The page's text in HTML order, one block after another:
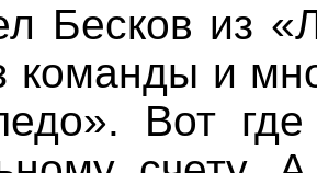
Бесков из
и
Вот